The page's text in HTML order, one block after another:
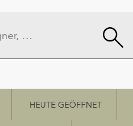
HEUTE GEÖFFNET